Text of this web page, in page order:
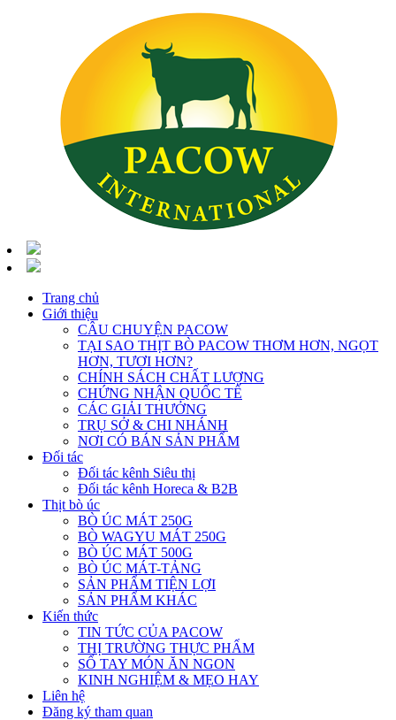
Trang chủ
Giới thiệu
CÂU CHUYỆN PACOW
TẠI SAO THỊT BÒ PACOW THƠM HƠN, NGỌT
HƠN, TƯƠI HƠN?
CHÍNH SÁCH CHẤT LƯỢNG
CHỨNG NHẬN QUỐC TẾ
CÁC GIẢI THƯỞNG
TRỤ SỞ & CHI NHÁNH
NƠI CÓ BÁN SẢN PHẨM
Đối tác
Đối tác kênh Siêu thị
Đối tác kênh Horeca & B2B
Thịt bò úc
BÒ ÚC MÁT 250G
BÒ WAGYU MÁT 250G
BÒ ÚC MÁT 500G
BÒ ÚC MÁT-TẢNG
SẢN PHẨM TIỆN LỢI
SẢN PHẨM KHÁC
Kiến thức
TIN TỨC CỦA PACOW
THỊ TRƯỜNG THỰC PHẨM
SỔ TAY MÓN ĂN NGON
KINH NGHIỆM & MẸO HAY
Liên hệ
Đăng ký tham quan